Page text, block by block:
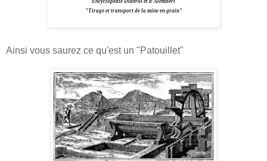
Encyclopédie Diderot et d'Alembert
"Tirage et transport de la mine en grain"
Ainsi vous saurez ce qu'est un "Patouillet"